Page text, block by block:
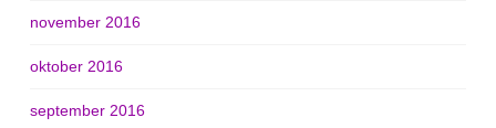
november 2016
oktober 2016
september 2016